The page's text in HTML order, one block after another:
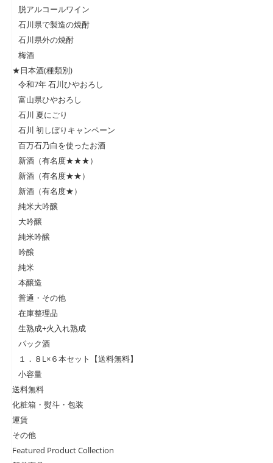
脱アルコールワイン
石川県で製造の焼酎
石川県外の焼酎
梅酒
★日本酒(種類別)
令和7年 石川ひやおろし
富山県ひやおろし
石川 夏にごり
石川 初しぼりキャンペーン
百万石乃白を使ったお酒
新酒（有名度★★★）
新酒（有名度★★）
新酒（有名度★）
純米大吟醸
大吟醸
純米吟醸
吟醸
純米
本醸造
普通・その他
在庫整理品
生熟成+火入れ熟成
パック酒
１．８L×６本セット【送料無料】
小容量
送料無料
化粧箱・熨斗・包装
運賃
その他
Featured Product Collection